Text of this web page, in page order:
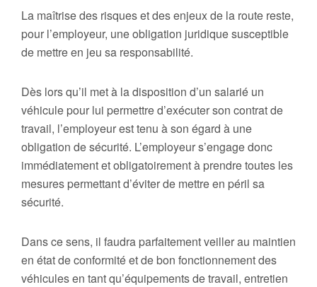
La maîtrise des risques et des enjeux de la route reste,
pour l’employeur, une obligation juridique susceptible
de mettre en jeu sa responsabilité.
Dès lors qu’il met à la disposition d’un salarié un
véhicule pour lui permettre d’exécuter son contrat de
travail, l’employeur est tenu à son égard à une
obligation de sécurité. L’employeur s’engage donc
immédiatement et obligatoirement à prendre toutes les
mesures permettant d’éviter de mettre en péril sa
sécurité.
Dans ce sens, il faudra parfaitement veiller au maintien
en état de conformité et de bon fonctionnement des
véhicules en tant qu’équipements de travail, entretien